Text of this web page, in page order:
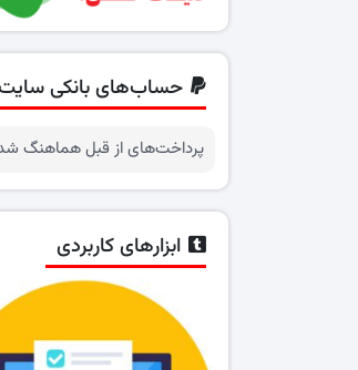
حساب‌های بانکی
پرداخت‌های از قبل هماهنگ
ابزارهای کاربردی